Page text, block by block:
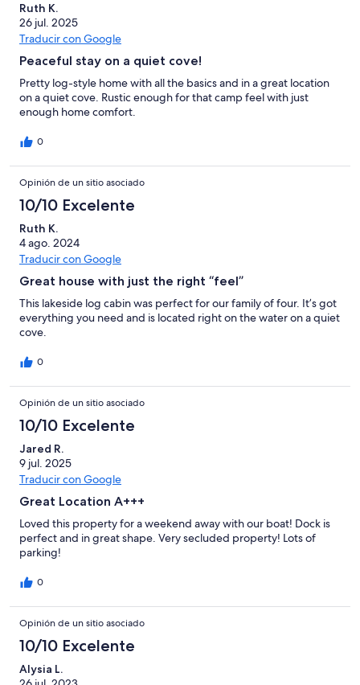
Ruth K.
26 jul. 2025
Traducir con Google
Peaceful stay on a quiet cove!
Pretty log-style home with all the basics and in a great location
on a quiet cove. Rustic enough for that camp feel with just
enough home comfort.
0
Opinión de un sitio asociado
10/10 Excelente
Ruth K.
4 ago. 2024
Traducir con Google
Great house with just the right “feel”
This lakeside log cabin was perfect for our family of four. It’s got
everything you need and is located right on the water on a quiet
cove.
0
Opinión de un sitio asociado
10/10 Excelente
Jared R.
9 jul. 2025
Traducir con Google
Great Location A+++
Loved this property for a weekend away with our boat! Dock is
perfect and in great shape. Very secluded property! Lots of
parking!
0
Opinión de un sitio asociado
10/10 Excelente
Alysia L.